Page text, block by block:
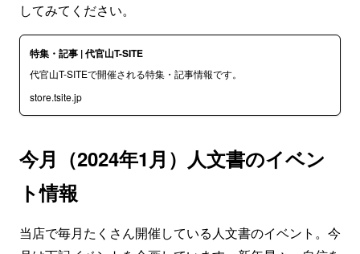
してみてください。
特集・記事 | 代官山T-SITE
代官山T-SITEで開催される特集・記事情報です。
store.tsite.jp
今月（2024年1月）人文書のイベン
ト情報
当店で毎月たくさん開催している人文書のイベント。今